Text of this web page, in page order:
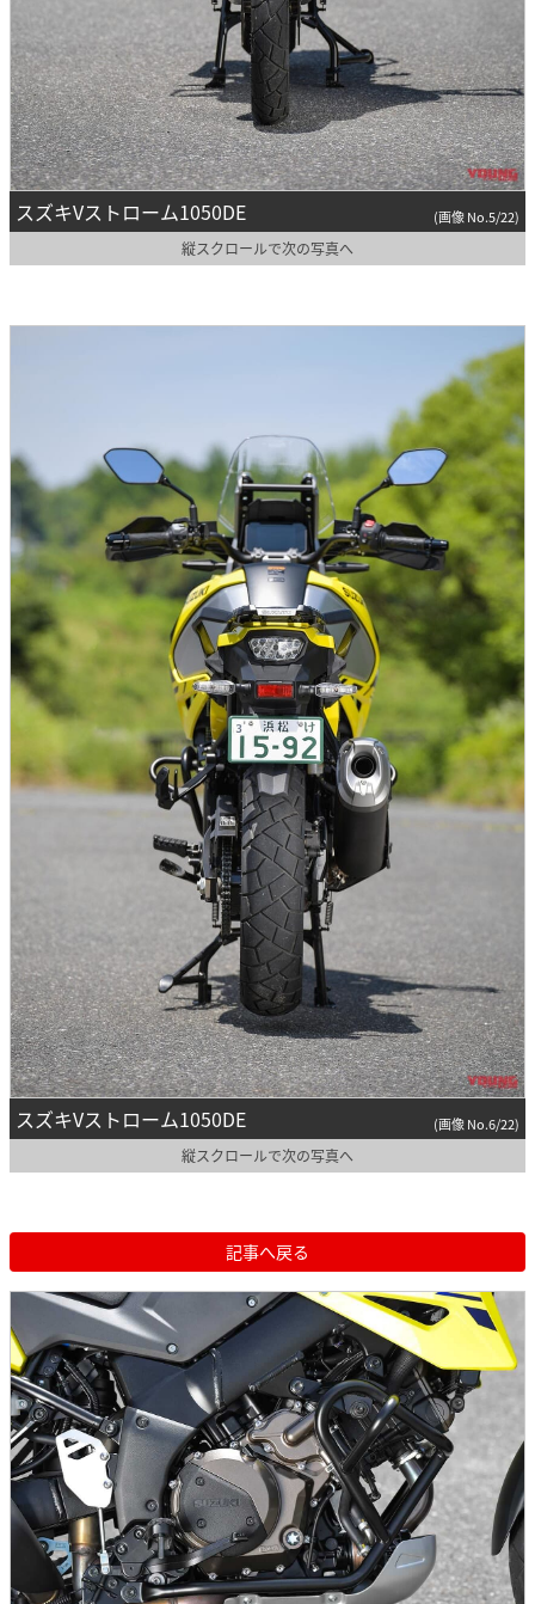
スズキVストローム1050DE (画像 No.5/22)
縦スクロールで次の写真へ
スズキVストローム1050DE (画像 No.6/22)
縦スクロールで次の写真へ
記事へ戻る